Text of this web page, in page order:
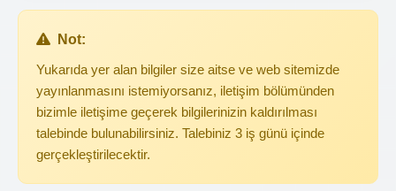
Not:
Yukarıda yer alan bilgiler size aitse ve web sitemizde
yayınlanmasını istemiyorsanız, iletişim bölümünden
bizimle iletişime geçerek bilgilerinizin kaldırılması
talebinde bulunabilirsiniz. Talebiniz 3 iş günü içinde
gerçekleştirilecektir.